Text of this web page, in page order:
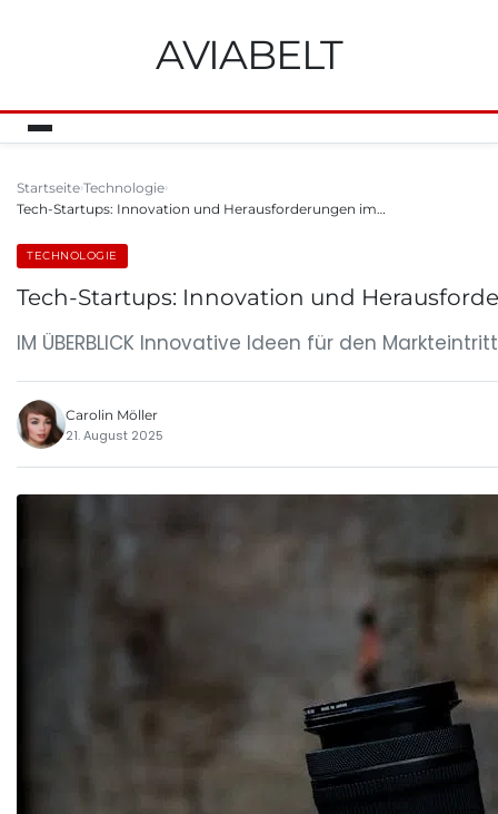
AVIABELT
Startseite Technologie
Tech-Startups: Innovation und Herausforderungen im…
TECHNOLOGIE
Tech-Startups: Innovation und
IM ÜBERBLICK Innovative Ideen für den
Carolin Möller
21. August 2025